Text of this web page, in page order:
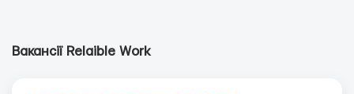
Вакансії Relaible Work